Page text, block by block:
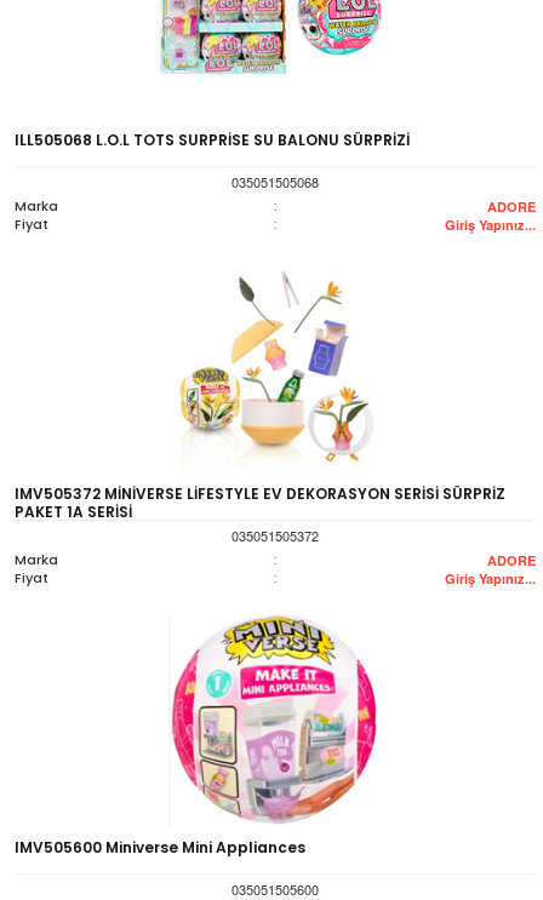
ILL505068 L.O.L TOTS SURPRİSE SU BALONU SÜRPRİZİ
035051505068
Marka
: ADORE
Fiyat : Giriş Yapınız...
IMV505372 MİNİVERSE LİFESTYLE EV DEKORASYON SERİSİ SÜRPRİZ
PAKET 1A SERİSİ
035051505372
Marka
: ADORE
Fiyat : Giriş Yapınız...
IMV505600 Miniverse Mini Appliances
035051505600